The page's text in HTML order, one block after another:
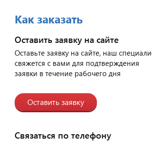
Как заказать
Оставить заявку на сайте
Оставьте заявку на сайте, наш
свяжется с вами для подтверждения
заявки в течение рабочего дня
Оставить заявку
Связаться по телефону